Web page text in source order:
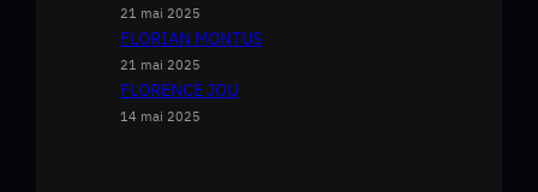
21 mai 2025
FLORIAN MONTUS
21 mai 2025
FLORENCE JOU
14 mai 2025